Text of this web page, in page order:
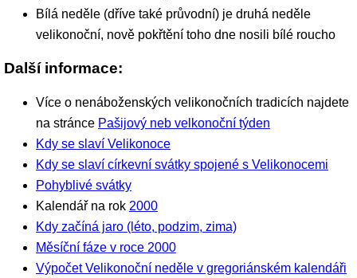
Bílá neděle (dříve také průvodní) je druhá neděle
velikonoční, nově pokřtění toho dne nosili bílé roucho
Další informace:
Více o nenáboženských velikonočních tradicích najdete
na stránce Pašijový neb velkonoční týden
Kdy se slaví Velikonoce
Kdy se slaví církevní svátky spojené s Velikonocemi
Pohyblivé svátky
Kalendář na rok 2000
Kdy začíná jaro (léto, podzim, zima)
Měsíční fáze v roce 2000
Výpočet Velikonoční neděle v gregoriánském kalendáři